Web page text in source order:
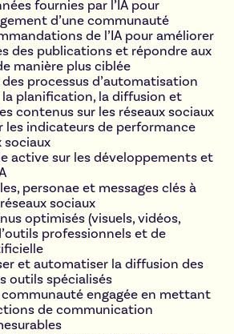
fournies par l’IA pour
d’une communauté
de l’IA pour améliorer
des publications et répondre aux
manière plus ciblée
processus d’automatisation
la planification, la diffusion et
contenus sur les réseaux sociaux
les indicateurs de performance
sociaux
active sur les développements et
personae et messages clés à
sociaux
optimisés (visuels, vidéos,
professionnels et de
et automatiser la diffusion des
outils spécialisés
engagée en mettant
de communication